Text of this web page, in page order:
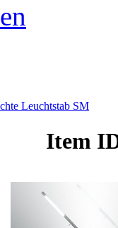
Leuchtstab SM
Item